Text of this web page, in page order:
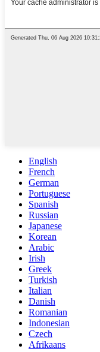
English
French
German
Portuguese
Spanish
Russian
Japanese
Korean
Arabic
Irish
Greek
Turkish
Italian
Danish
Romanian
Indonesian
Czech
Afrikaans